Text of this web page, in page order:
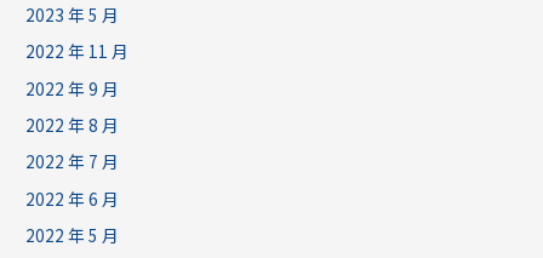
2023 年 5 月
2022 年 11 月
2022 年 9 月
2022 年 8 月
2022 年 7 月
2022 年 6 月
2022 年 5 月